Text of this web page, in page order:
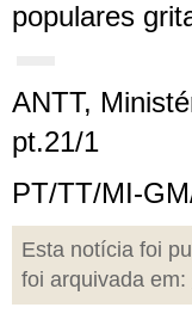
populares
ANTT,
pt.21/1
PT/TT/MI-
Esta notícia foi
foi arquivada em: